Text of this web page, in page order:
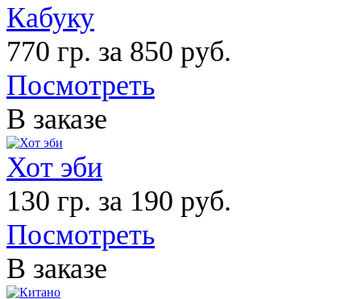
Кабуку
770 гр. за 850 руб.
Посмотреть
В заказе
Хот эби
130 гр. за 190 руб.
Посмотреть
В заказе